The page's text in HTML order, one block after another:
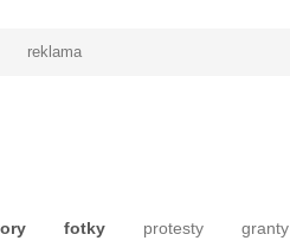
reklama
fotky protesty granty